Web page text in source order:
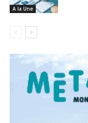
A la Une